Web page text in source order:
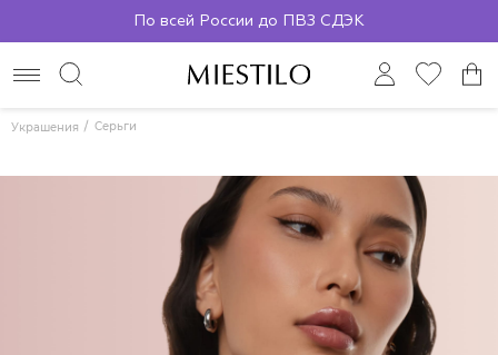
По всей России до ПВЗ СДЭК
Украшения Серьги